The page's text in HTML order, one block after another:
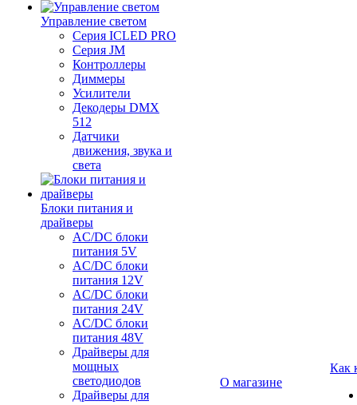
Управление светом
Серия ICLED PRO
Серия JM
Контроллеры
Диммеры
Усилители
Декодеры DMX
512
Датчики
движения, звука и
света
Блоки питания и
драйверы
AC/DC блоки
питания 5V
AC/DC блоки
питания 12V
AC/DC блоки
питания 24V
AC/DC блоки
питания 48V
Драйверы для
мощных
светодиодов
Драйверы для
О магазине
Как